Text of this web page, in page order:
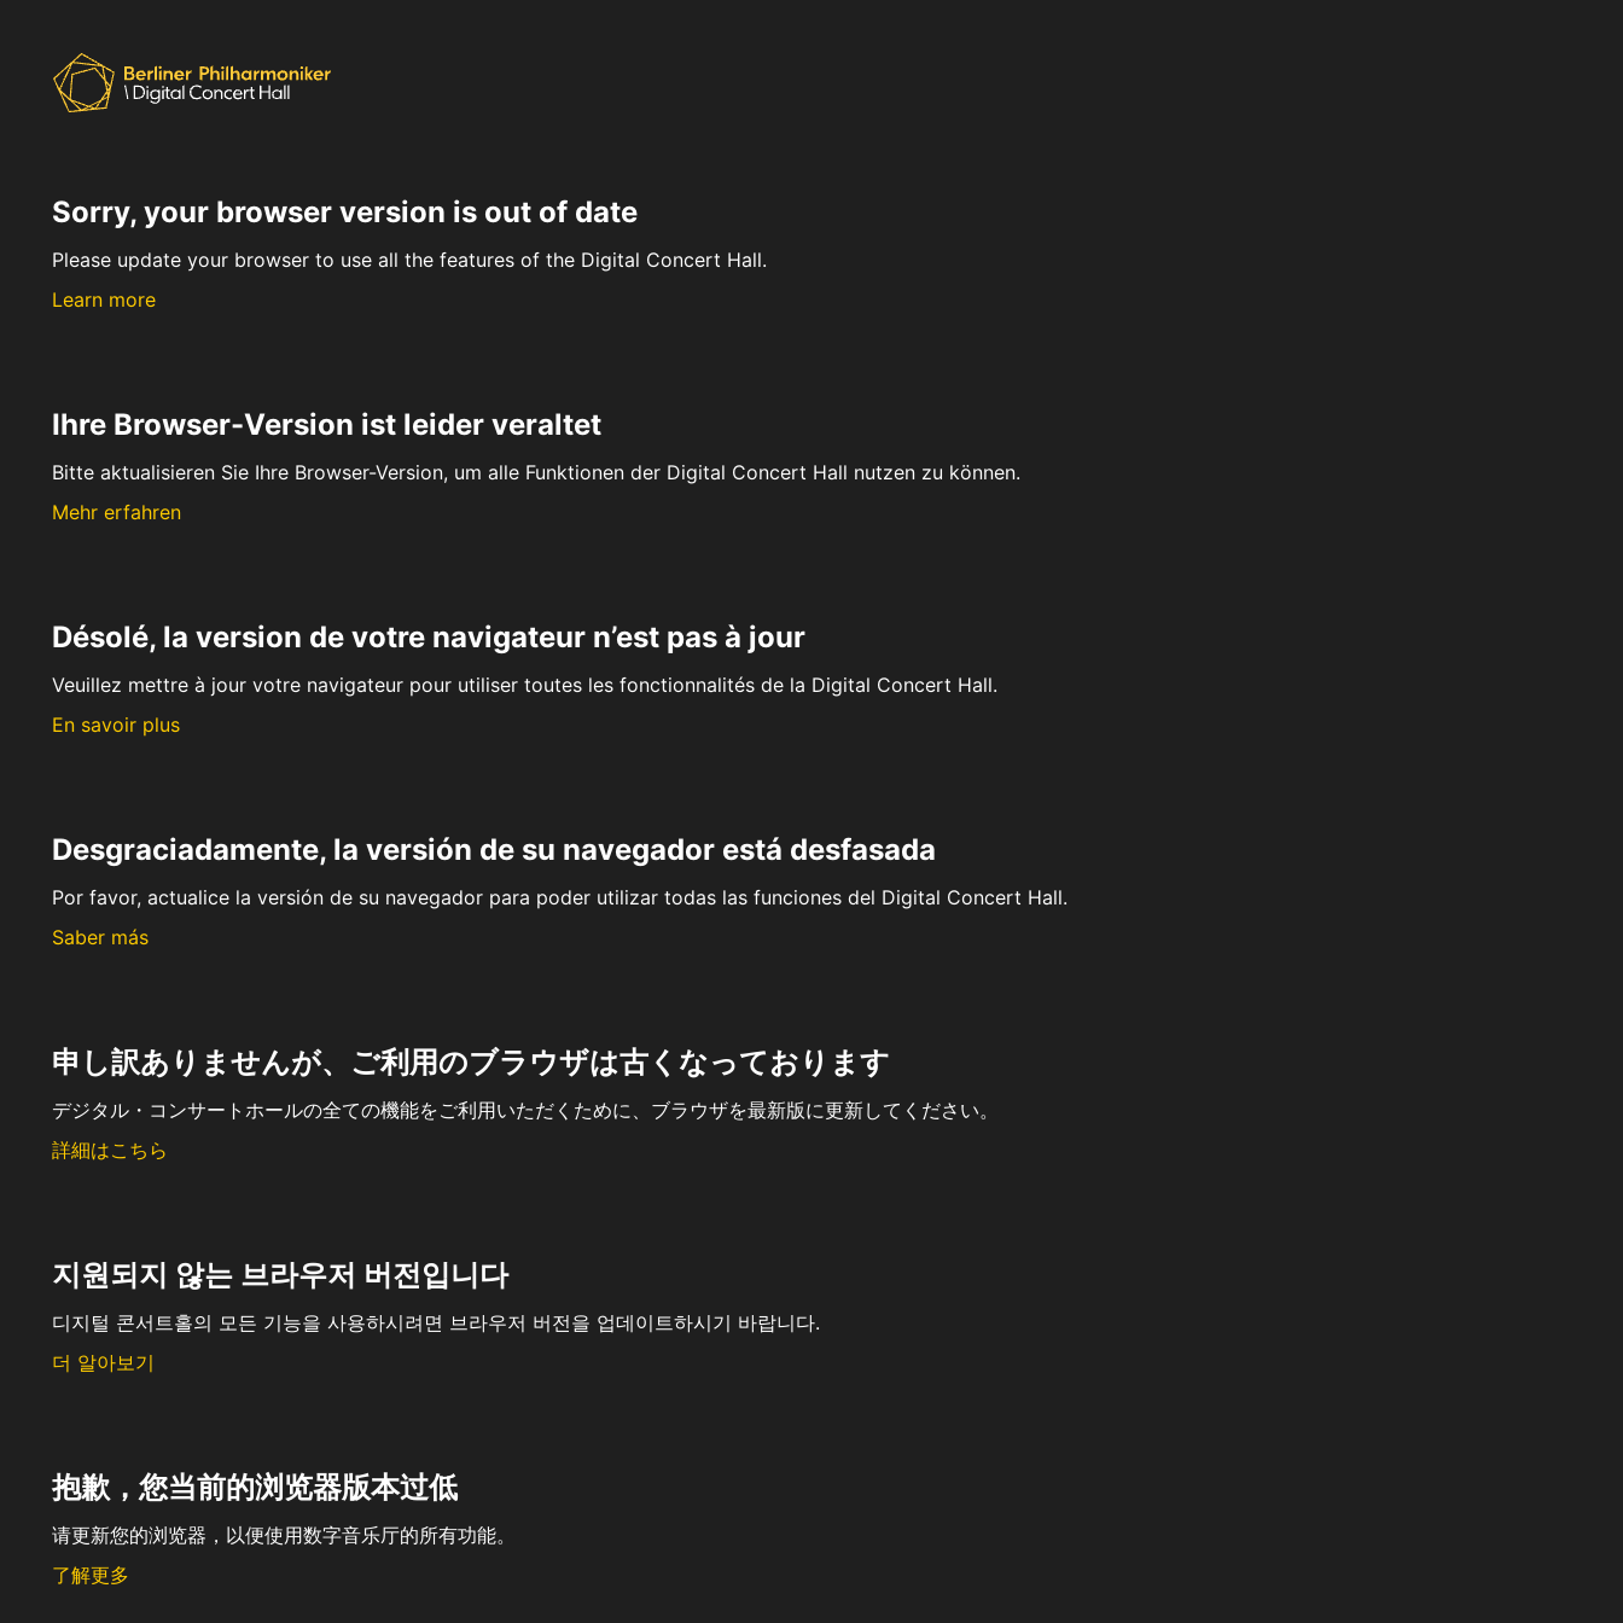
Sorry, your browser version is out of date
Please update your browser to use all the features of the Digital Concert Hall.
Learn more
Ihre Browser-Version ist leider veraltet
Bitte aktualisieren Sie Ihre Browser-Version, um alle Funktionen der Digital Concert Hall nutzen zu können.
Mehr erfahren
Désolé, la version de votre navigateur n’est pas à jour
Veuillez mettre à jour votre navigateur pour utiliser toutes les fonctionnalités de la Digital Concert Hall.
En savoir plus
Desgraciadamente, la versión de su navegador está desfasada
Por favor, actualice la versión de su navegador para poder utilizar todas las funciones del Digital Concert Hall.
Saber más
申し訳ありませんが、ご利用のブラウザは古くなっております
デジタル・コンサートホールの全ての機能をご利用いただくために、ブラウザを最新版に更新してください。
詳細はこちら
지원되지 않는 브라우저 버전입니다
디지털 콘서트홀의 모든 기능을 사용하시려면 브라우저 버전을 업데이트하시기 바랍니다.
더 알아보기
抱歉，您当前的浏览器版本过低
请更新您的浏览器，以便使用数字音乐厅的所有功能。
了解更多